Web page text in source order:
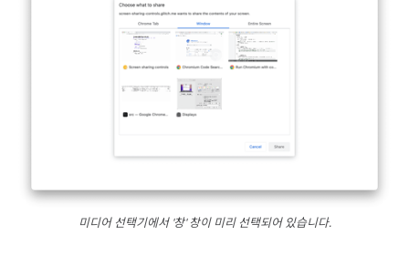
미디어 선택기에서 '창' 창이 미리 선택되어 있습니다.